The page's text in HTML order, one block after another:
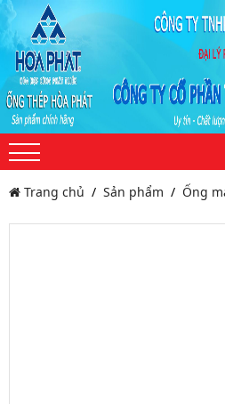
Trang chủ Sản phẩm Ống